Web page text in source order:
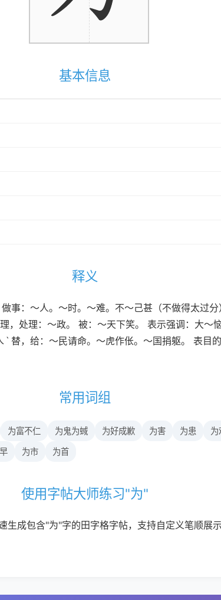
基本信息
释义
事：～人。～时。～难。不～己甚（不做得太过
，处理：～政。 被：～天下笑。 表示强调：大～
替，给：～民请命。～虎作伥。～国捐躯。 表目
常用词组
为富不仁 为鬼为蜮 为好成歉 为害 为患 为
为市 为首
使用字帖大师练习"为"
生成包含"为"字的田字格字帖，支持自定义笔顺展